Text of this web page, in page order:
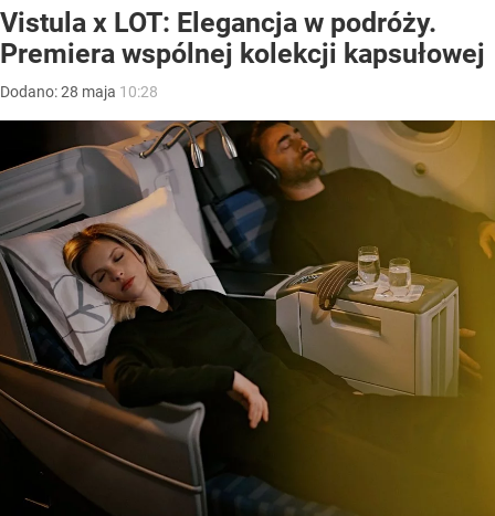
Vistula x LOT: Elegancja w podróży.
Premiera wspólnej kolekcji kapsułowej
Dodano:28 maja 10:28